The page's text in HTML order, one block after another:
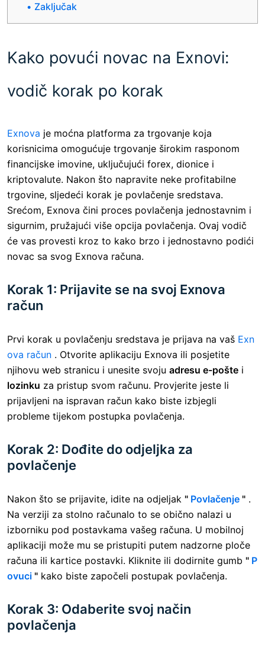
Zaključak
Kako povući novac na Exnovi:
vodič korak po korak
Exnova je moćna platforma za trgovanje koja
korisnicima omogućuje trgovanje širokim rasponom
financijske imovine, uključujući forex, dionice i
kriptovalute. Nakon što napravite neke profitabilne
trgovine, sljedeći korak je povlačenje sredstava.
Srećom, Exnova čini proces povlačenja jednostavnim i
sigurnim, pružajući više opcija povlačenja. Ovaj vodič
će vas provesti kroz to kako brzo i jednostavno podići
novac sa svog Exnova računa.
Korak 1: Prijavite se na svoj Exnova
račun
Prvi korak u povlačenju sredstava je prijava na vaš Exn
ova račun . Otvorite aplikaciju Exnova ili posjetite
njihovu web stranicu i unesite svoju adresu e-pošte i
lozinku za pristup svom računu. Provjerite jeste li
prijavljeni na ispravan račun kako biste izbjegli
probleme tijekom postupka povlačenja.
Korak 2: Dođite do odjeljka za
povlačenje
Nakon što se prijavite, idite na odjeljak " Povlačenje " .
Na verziji za stolno računalo to se obično nalazi u
izborniku pod postavkama vašeg računa. U mobilnoj
aplikaciji može mu se pristupiti putem nadzorne ploče
računa ili kartice postavki. Kliknite ili dodirnite gumb " P
ovuci " kako biste započeli postupak povlačenja.
Korak 3: Odaberite svoj način
povlačenja